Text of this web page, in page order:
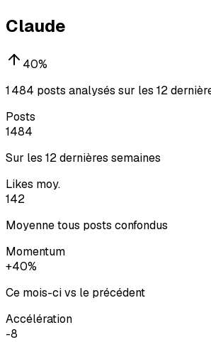
Claude
40%
1 484 posts analysés sur les 12
Posts
1484
Sur les 12 dernières semaines
Likes moy.
142
Moyenne tous posts confondus
Momentum
+40%
Ce mois-ci vs le précédent
Accélération
-8